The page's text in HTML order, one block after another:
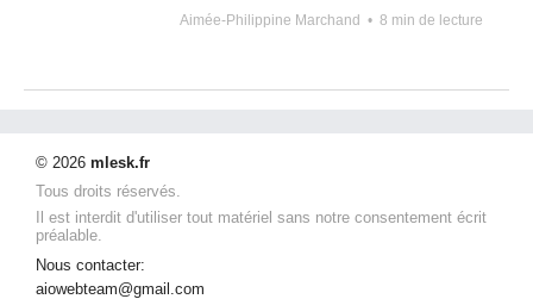
Aimée-Philippine Marchand • 8 min de lecture
© 2026 mlesk.fr
Tous droits réservés.
Il est interdit d'utiliser tout matériel sans notre consentement écrit
préalable.
Nous contacter:
aiowebteam@gmail.com